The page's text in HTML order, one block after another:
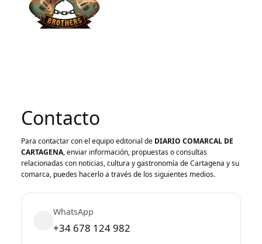
Contacto
Para contactar con el equipo editorial de DIARIO COMARCAL DE
CARTAGENA, enviar información, propuestas o consultas
relacionadas con noticias, cultura y gastronomía de Cartagena y su
comarca, puedes hacerlo a través de los siguientes medios.
WhatsApp
+34 678 124 982